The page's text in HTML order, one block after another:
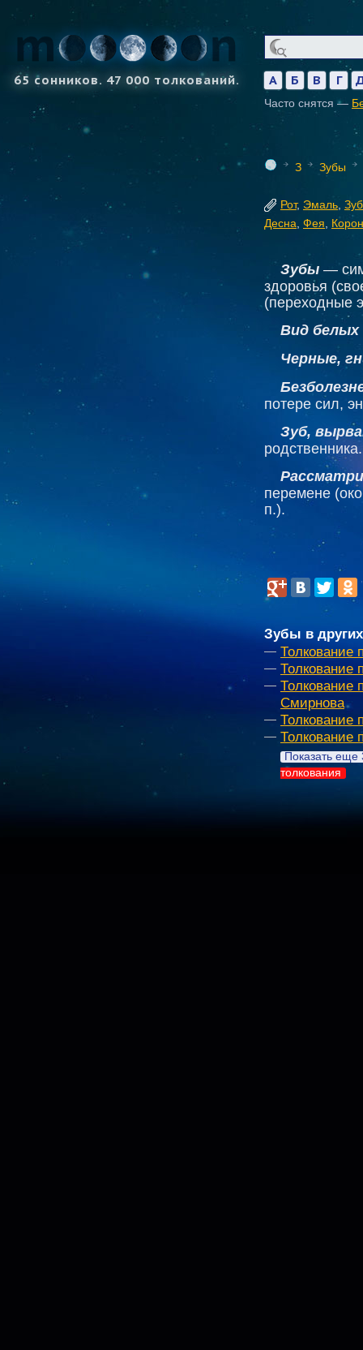
65 сонников. 47 000 толкований. А Б В Г
Часто снятся —
З Зубы
Рот, Эмаль
Десна Фея
Зубы —
здоровья
(переходные
Вид белых
Черные,
потере сил,
Зуб,
родственника.
перемене
п.).
Зубы в
Толкование
Толкование
Толкование
Смирнова
Толкование
Толкование
Показать еще
толкования